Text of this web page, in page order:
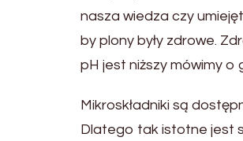
nasza wiedza czy
by plony były zdrowe.
pH jest niższy mówimy o
Mikroskładniki są
Dlatego tak istotne jest